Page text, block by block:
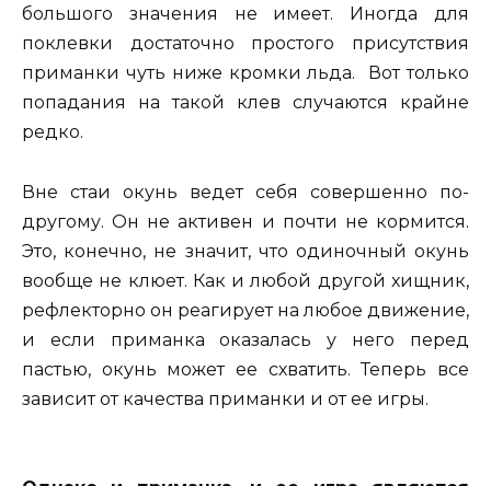
большого значения не имеет. Иногда для
поклевки достаточно простого присутствия
приманки чуть ниже кромки льда. Вот только
попадания на такой клев случаются крайне
редко.
Вне стаи окунь ведет себя совершенно по-
другому. Он не активен и почти не кормится.
Это, конечно, не значит, что одиночный окунь
вообще не клюет. Как и любой другой хищник,
рефлекторно он реагирует на любое движение,
и если приманка оказалась у него перед
пастью, окунь может ее схватить. Теперь все
зависит от качества приманки и от ее игры.